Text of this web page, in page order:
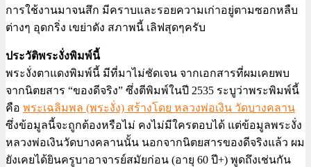
การใช้งานมาจนสึก มีคราบและรอยความเก่าอยู่ตามซอกหลืบ
ต่างๆ อุดกริ่ง เขย่าดัง สภาพนี้ เลิฟสุดๆครับ
ประวัติพระงั่งพิมพ์นี้
พระงั่งตาแดงพิมพ์นี้ มีที่มาไม่ชัดเจน จากเอกสารที่ผมเคยพบ
จากนิตยสาร “ของดีจริง” ซึ่งตีพิมพ์ในปี 2535 ระบูว่าพระพิมพ์นี้
คือ พระเฉลิมพล (พระงั่ง) สร้างโดย หลวงพ่อเงิน วัดบางคลาน
ซึ่งข้อมูลนี้จะถูกต้องหรือไม่ คงไม่มีใครตอบได้ แต่ข้อมูลพระงั่ง
หลวงพ่อเงินวัดบางคลานนั้น นอกจากนิตยสารของดีจริงแล้ว ผม
ยังเคยได้ยินครูบาอาจารย์สมัยก่อน (อายุ 60 ปี+) พูดถึงเช่นกัน